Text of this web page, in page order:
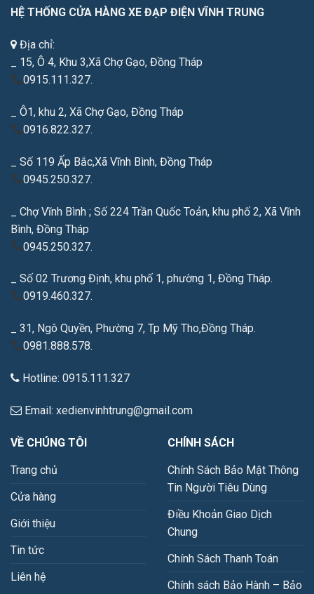
HỆ THỐNG CỬA HÀNG XE ĐẠP ĐIỆN VĨNH TRUNG
Địa chỉ:
_ 15, Ô 4, Khu 3,Xã Chợ Gạo, Đồng Tháp
0915.111.327.
_ Ô1, khu 2, Xã Chợ Gạo, Đồng Tháp
0916.822.327.
_ Số 119 Ấp Bắc,Xã Vĩnh Bình, Đồng Tháp
0945.250.327.
_ Chợ Vĩnh Bình ; Số 224 Trần Quốc Toản, khu phố 2, Xã Vĩnh
Bình, Đồng Tháp
0945.250.327.
_ Số 02 Trương Định, khu phố 1, phường 1, Đồng Tháp.
0919.460.327.
_ 31, Ngô Quyền, Phường 7, Tp Mỹ Tho,Đồng Tháp.
0981.888.578.
Hotline: 0915.111.327
Email: xedienvinhtrung@gmail.com
VỀ CHÚNG TÔI
Trang chủ
Cửa hàng
Giới thiệu
Tin tức
Liên hệ
CHÍNH SÁCH
Chính Sách Bảo Mật Thông
Tin Người Tiêu Dùng
Điều Khoản Giao Dịch
Chung
Chính Sách Thanh Toán
Chính sách Bảo Hành – Bảo